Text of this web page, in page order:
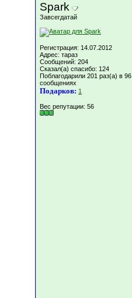
Spark
Завсегдатай
Регистрация: 14.07.2012
Адрес: тараз
Сообщений: 204
Сказал(а) спасибо: 124
Поблагодарили 201 раз(а) в 96
сообщениях
Подарков: 1
Вес репутации: 56